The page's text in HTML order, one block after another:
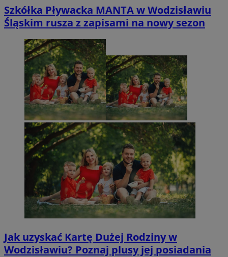
Szkółka Pływacka MANTA w Wodzisławiu
Śląskim rusza z zapisami na nowy sezon
Jak uzyskać Kartę Dużej Rodziny w
Wodzisławiu? Poznaj plusy jej posiadania